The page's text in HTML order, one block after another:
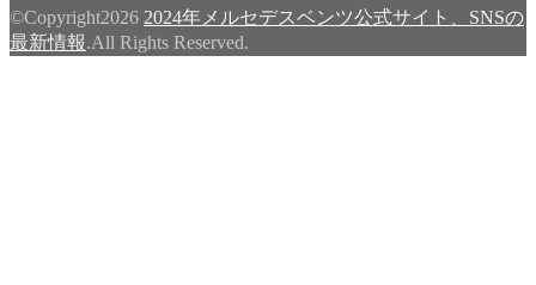
©Copyright2026 2024年メルセデスベンツ公式サイト、SNSの
最新情報.All Rights Reserved.